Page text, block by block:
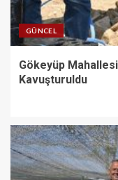
GÜNCEL
Gökeyüp
Kavuşturuldu